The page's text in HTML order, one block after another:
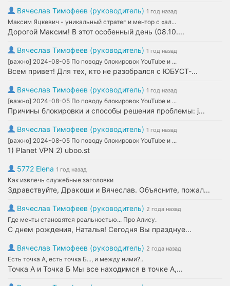
Вячеслав Тимофеев (руководитель) 1 год назад
Максим Яцкевич - уникальный стратег и ментор с «ал...
Дорогой Максим! В этот особенный день (08.10....
Вячеслав Тимофеев (руководитель) 1 год назад
[важно] 2024-08-05 По поводу блокировок YouTube и ...
Всем привет! Для тех, кто не разобрался с ЮБУСТ-...
Вячеслав Тимофеев (руководитель) 1 год назад
[важно] 2024-08-05 По поводу блокировок YouTube и ...
Причины блокировки и способы решения проблемы: j...
Вячеслав Тимофеев (руководитель) 1 год назад
[важно] 2024-08-05 По поводу блокировок YouTube и ...
1) Planet VPN 2) uboo.st
5772 Elena 1 год назад
Как извлечь служебные заголовки
Здравствуйте, Дракоши и Вячеслав. Объясните, пожал...
Вячеслав Тимофеев (руководитель) 2 года назад
Где мечты становятся реальностью... Про Алису.
С днем рождения, Наталья! Сегодня Вы празднуе...
Вячеслав Тимофеев (руководитель) 2 года назад
Есть точка А, есть точка Б..., и между ними?..
Точка А и Точка Б Мы все находимся в точке А,...